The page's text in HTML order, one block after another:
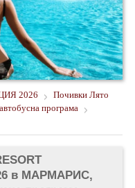
2026
Почивки Лято
програма
в МАРМАРИС,